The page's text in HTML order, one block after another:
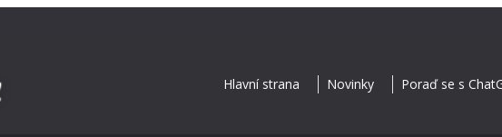
Hlavní strana Novinky Poraď se s